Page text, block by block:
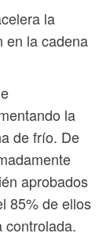
la
en la cadena
la
de frío. De
aprobados
85% de ellos
controlada.